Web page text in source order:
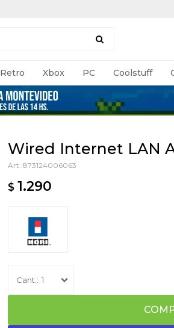
Retro Xbox PC Coolstuff
Wired Internet LAN
873124006063
$ 1.290
1